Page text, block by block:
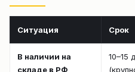
Ситуация Срок
В наличии на
складе в РФ
10–15